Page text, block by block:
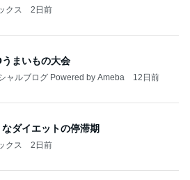
クス 2日前
まいもの大会
ャルブログ Powered by Ameba 12日前
ダイエットの停滞期
クス 2日前